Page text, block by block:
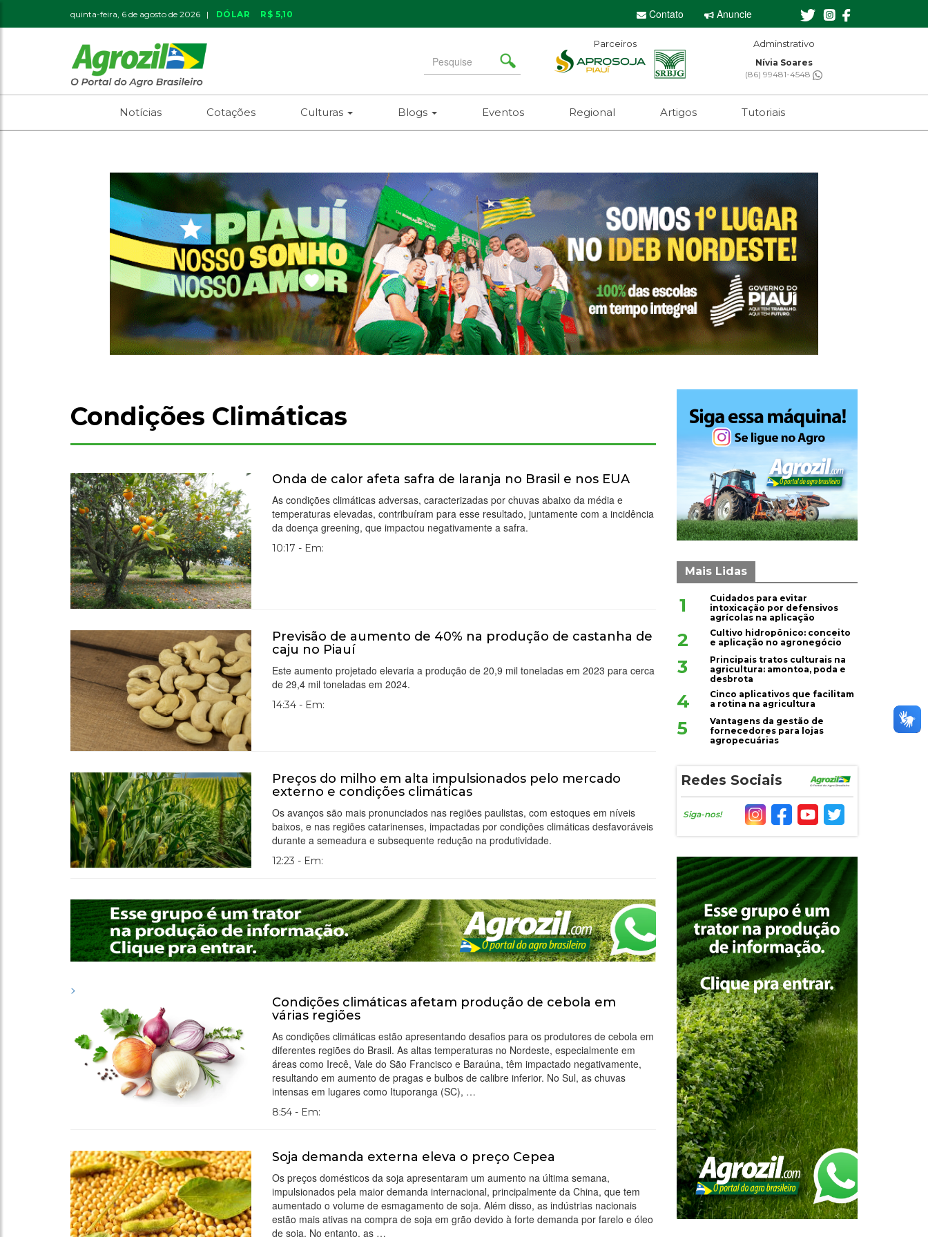
quinta-feira, 6 de agosto de 2026 | DÓLAR R$ 5,10 Contato Anuncie
Search
for
Parceiros Adminstrativo
Nívia Soares
(86) 99481-4548
Notícias Cotações Culturas Blogs Eventos Regional Artigos Tutoriais
Condições Climáticas
Onda de calor afeta safra de laranja no Brasil e nos EUA
As condições climáticas adversas, caracterizadas por chuvas abaixo da média e
temperaturas elevadas, contribuíram para esse resultado, juntamente com a incidência
da doença greening, que impactou negativamente a safra.
10:17 - Em:
Previsão de aumento de 40% na produção de castanha de
caju no Piauí
Este aumento projetado elevaria a produção de 20,9 mil toneladas em 2023 para cerca
de 29,4 mil toneladas em 2024.
14:34 - Em:
Preços do milho em alta impulsionados pelo mercado
externo e condições climáticas
Os avanços são mais pronunciados nas regiões paulistas, com estoques em níveis
baixos, e nas regiões catarinenses, impactadas por condições climáticas desfavoráveis
durante a semeadura e subsequente redução na produtividade.
12:23 - Em:
>
Condições climáticas afetam produção de cebola em
várias regiões
As condições climáticas estão apresentando desafios para os produtores de cebola em
diferentes regiões do Brasil. As altas temperaturas no Nordeste, especialmente em
áreas como Irecê, Vale do São Francisco e Baraúna, têm impactado negativamente,
resultando em aumento de pragas e bulbos de calibre inferior. No Sul, as chuvas
intensas em lugares como Ituporanga (SC), …
8:54 - Em:
Soja demanda externa eleva o preço Cepea
Os preços domésticos da soja apresentaram um aumento na última semana,
impulsionados pela maior demanda internacional, principalmente da China, que tem
aumentado o volume de esmagamento de soja. Além disso, as indústrias nacionais
estão mais ativas na compra de soja em grão devido à forte demanda por farelo e óleo
de soja. No entanto, as …
Mais Lidas
1
Cuidados para evitar
intoxicação por defensivos
agrícolas na aplicação
2
Cultivo hidropônico: conceito
e aplicação no agronegócio
3
Principais tratos culturais na
agricultura: amontoa, poda e
desbrota
4
Cinco aplicativos que facilitam
a rotina na agricultura
5
Vantagens da gestão de
fornecedores para lojas
agropecuárias
Redes Sociais
Siga-nos!